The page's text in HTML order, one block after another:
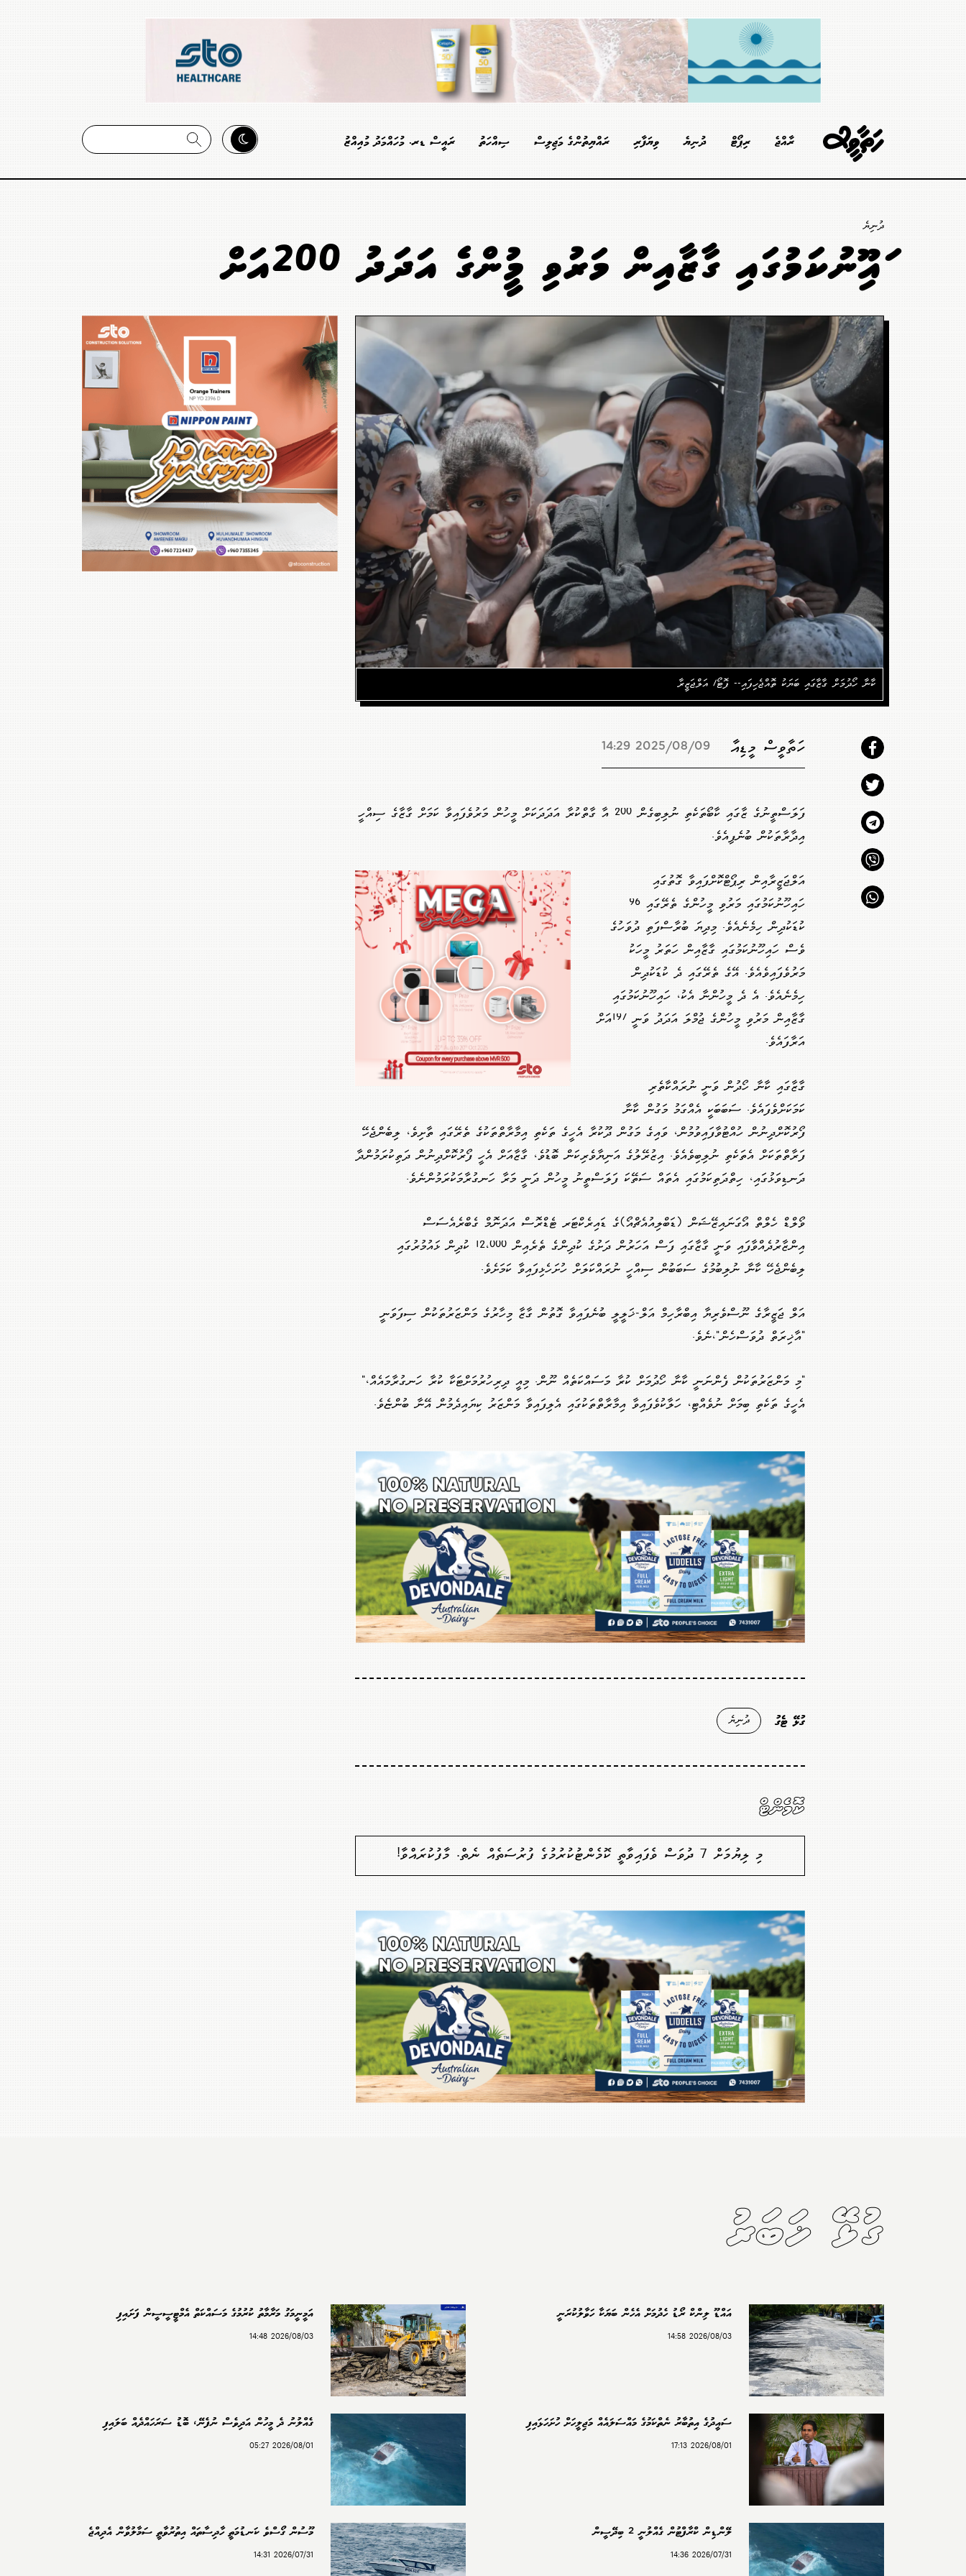
ރާއްޖެ ރިޕޯޓް ދުނިޔެ ވިޔަފާރި ރައްޔިތުންގެ މަޖިލިސް ސިއްހަތު ރައީސް ޑރ. މުހައްމަދު މުއިއްޒު
ދުނިޔެ
ހައިހޫނުކަމުގައި ގާޒާއިން މަރުވި މީހުންގެ އަދަދު 200އަށް
ކާނާ ހޯދުމަށް ގާޒާގައި ބަޔަކު ތޮއްޖެހިފައި-- ފޮޓޯ/ އަލްޖަޒީރާ
ހަތާވީސް މީޑިއާ 2025/08/09 14:29
ފަލަސްތީނުގެ ޒާގައި ކާބޯތަކެތި ނުލިބިގެން 200 އާ ގާތްކުރާ އަދަދަކަށް މީހުން މަރުވެފައިވާ ކަމަށް ގާޒާގެ ސިއްހީ
އިދާރާތަކުން ބުނެފިއެވެ.
އަލްޖަޒީރާއިން ރިޕޯޓްކޮށްފައިވާ ގޮތުގައި
ހައިހޫނުކަމުގައި މަރުވި މީހުންގެ ތެރޭގައި 96
ކުޑަކުދިން ހިމެނެއެވެ. މިދިޔަ ބުރާސްފަތި ދުވަހުގެ
ވެސް ހައިހޫނުކަމުގައި ގާޒާއިން ހަތަރު މީހަކު
މަރުވެފައިވެއެވެ. އޭގެ ތެރޭގައި ދެ ކުޑަކުދިން
ހިމެނެއެވެ. އެ ދެ މީހުންނާ އެކު، ހައިހޫނުކަމުގައި
ގާޒާއިން މަރުވި މީހުންގެ ޖުމްލަ އަދަދު ވަނީ 197އަށް
އަރާފައެވެ.
ގާޒާގައި ކާނާ ހޯދުން ވަނީ ނުރައްކާތެރި
ކަމަކަށްވެފައެވެ. ސަބަބަކީ އެއްގަމު މަގުން ކާނާ
ފޯރުކޮށްދިނުން ހުއްޓުވާފައިވުމުން، ވައިގެ މަގުން ދޫކުރާ އެހީގެ ތަކެތި އިމާރާތްތަކުގެ ތެރޭގައި ތާށިވެ، ލިބެންޖެހޭ
ފަރާތްތަކަށް އެތަކެތި ނުލިބިވެއެވެ. އިޒުރޭލުގެ އަނިޔާވެރިކަން ބޮޑުވެ، ގާޒާއަށް އެހީ ފޯރުކޮށްދިނުން ދަތިކުރަމުންދާ
ދަނޑިވަޅުގައި، ހިތްދަތިކަމުގައި އެތައް ސަތޭކަ ފަލަސްތީނު މީހުން ދަނީ މަރާ ހަނގުރާމަކުރަމުންނެވެ.
ވޯލްޑް ހެލްތް އޯގަނައިޒޭޝަން (ޑަބްލިއުއެޗްއޯ)ގެ ޑައިރެކްޓަރ ޓެޑްރޮސް އަދަނޮމް ގެބްރެއެސަސް
އިންޒާރުދެއްވާފައި ވަނީ ގާޒާގައި ފަސް އަހަރުން ދަށުގެ ކުދިންގެ ތެރެއިން 12،000 ކުދިން ޅައުމުރުގައި
ލިބެންޖެހޭ ކާނާ ނުލިބުމުގެ ސަބަބުން ސިއްހީ ނުރައްކަލަށް ހުށަހެޅިފައިވާ ކަމަށެވެ.
އަލް ޖަޒީރާގެ ނޫސްވެރިޔާ އިބްރާހިމް އަލް-ޚަލީލީ ބުނެފައިވާ ގޮތުން ގާޒާ މިހާރުގެ މަންޒަރުތަކުން ސިފަވަނީ
"އާޚިރަތް ދުވަސްހެން"،ނެވެ.
"މި މަންޒަރުތަކުން ފެންނަނީ ކާނާ ހޯދުމަށް ކުރާ މަސައްކަތެއް ނޫން. މިއީ ދިރިހުރުމަށްޓަކާ ކުރާ ހަނގުރާމައެއް،"
އެހީގެ ތަކެތި ބިމަށް ނުވެއްޓި، ހަލާކުވެފައިވާ އިމާރާތްތަކުގައި އެލިފައިވާ މަންޒަރު ކިޔައިދެމުން އޭނާ ބުންޏެވެ.
ގުޅޭ ޓެގު ދުނިޔެ
ކޮމެންޓް
މި ލިޔުމަށް 7 ދުވަސް ވެފައިވާތީ ކޮމެންޓުކުރުމުގެ ފުރުސަތެއް ނެތް. މާފުކުރައްވާ!
ގުޅޭ ޚަބަރު
އައްޑޫ ލިންކް ރޯޑު ހެދުމަށް އެހެން ބަޔަކާ ހަވާލުކުރަނީ
2026/08/03 14:58
އަމީނީމަގު މަރާމާތު ކުރުމުގެ މަސައްކަތް އެމްޓީސީސީން ފަށައިފި
2026/08/03 14:48
ސައީދުގެ އިތުބާރު ނެތްކަމުގެ މައްސަލައެއް މަޖިލީހަށް ހުށަހަޅައިފި
2026/08/01 17:13
ގެއްލުނު ދެ މީހުން އަދިވެސް ނުފެނޭ، ބޮޑު ސަރަހައްދެއް ބަލައިފި
2026/08/01 05:27
ލޭންޑިން ކްރާފްޓުން ގެއްލުނީ 2 ބިދޭސީން
2026/07/31 14:36
މޫސުން ގޯސްވެ ކަނޑުމަތީ ހާދިސާތައް އިތުރުވާތީ ސަމާލުވާން އެދިއްޖެ
2026/07/31 14:31